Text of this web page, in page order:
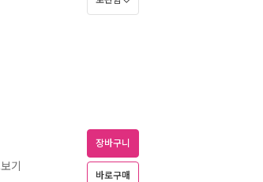
기
장바구니
바로구매